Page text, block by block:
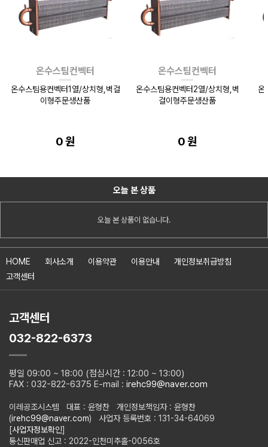
온수스팀컨벡터
온수스팀용컨벡터1열/상치형,벽걸
이형주문생산품
0 원
온수스팀컨벡터
온수스팀용컨벡터2열/상치형,벽
걸이형주문생산품
0 원
온
오늘 본 상품
오늘 본 상품이 없습니다.
HOME 회사소개 이용약관 이용안내
개인정보취급방침
고객센터
고객센터
032-822-6373
평일 09:00 ~ 18:00 (점심시간 : 12:00 ~ 13:00)
FAX : 032-822-6375 E-mail : irehc99@naver.com
이레공조시스템 대표 : 윤형찬 개인정보책임자 : 윤형찬
(irehc99@naver.com) 사업자 등록번호 : 131-34-64069
[사업자정보확인]
통신판매업 신고 : 2022-인천미추홀-0056호